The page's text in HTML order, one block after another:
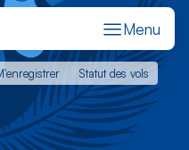
Menu
M'enregistrer Statut des vols
Statut des vols